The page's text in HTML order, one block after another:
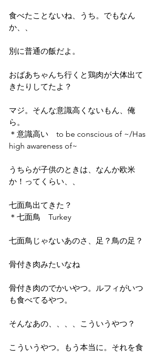
食べたことないね、うち。でもなん
か、、
別に普通の飯だよ。
おばあちゃんち行くと鶏肉が大体出て
きたりしてたよ？
マジ。そんな意識高くないもん、俺
ら。
＊意識高い　to be conscious of ~/Has
high awareness of~
うちらが子供のときは、なんか欧米
か！ってくらい、、
七面鳥出てきた？
＊七面鳥　Turkey
七面鳥じゃないあのさ、足？鳥の足？
骨付き肉みたいなね
骨付き肉のでかいやつ。ルフィがいつ
も食べてるやつ。
そんなあの、、、、こういうやつ？
こういうやつ。もう本当に。それを食